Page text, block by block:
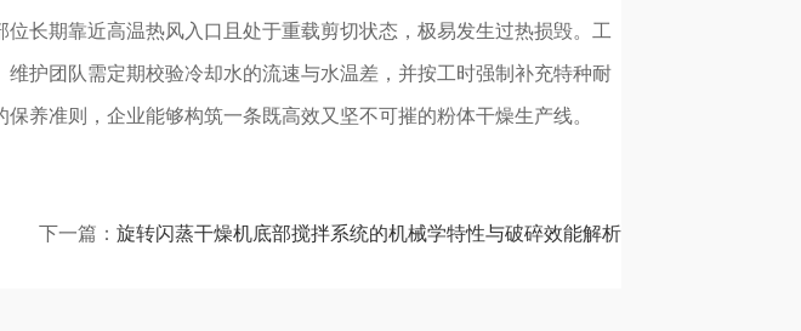
长期靠近高温热风入口且处于重载剪切状态，极易发生过热损毁。工
护团队需定期校验冷却水的流速与水温差，并按工时强制补充特种耐
养准则，企业能够构筑一条既高效又坚不可摧的粉体干燥生产线。
下一篇：旋转闪蒸干燥机底部搅拌系统的机械学特性与破碎效能解析